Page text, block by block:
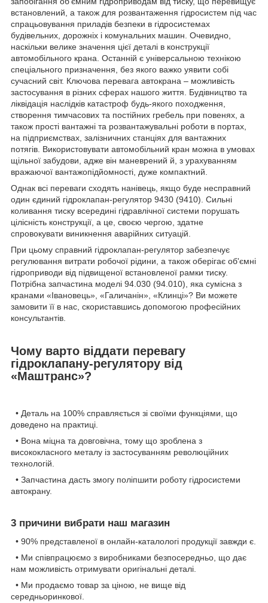
встановлений, а також для розвантаження гідросистем під час
спрацьовування приладів безпеки в гідросистемах
будівельних, дорожніх і комунальних машин. Очевидно,
наскільки велике значення цієї деталі в конструкції
автомобільного крана. Останній є універсальною технікою
спеціального призначення, без якого важко уявити собі
сучасний світ. Ключова перевага автокрана – можливість
застосування в різних сферах нашого життя. Будівництво та
ліквідація наслідків катастроф будь-якого походження,
створення тимчасових та постійних гребель при повенях, а
також прості вантажні та розвантажувальні роботи в портах,
на підприємствах, залізничних станціях для вантажних
потягів. Використовувати автомобільний кран можна в умовах
щільної забудови, адже він маневрений й, з урахуванням
вражаючої вантажопідйомності, дуже компактний.
Однак всі переваги сходять нанівець, якщо буде несправний
один єдиний гідроклапан-регулятор 9430 (9410). Сильні
коливання тиску всередині гідравлічної системи порушать
цілісність конструкції, а це, своєю чергою, здатне
спровокувати виникнення аварійних ситуацій.
При цьому справний гідроклапан-регулятор забезпечує
регулювання витрати робочої рідини, а також оберігає об'ємні
гідроприводи від підвищеної встановленої рамки тиску.
Потрібна запчастина моделі 94.030 (94.010), яка сумісна з
кранами «Івановець», «Галичанін», «Клинці»? Ви можете
замовити її в нас, скориставшись допомогою професійних
консультантів.
Чому варто віддати перевагу
гідроклапану-регулятору від
«Маштранс»?
• Деталь на 100% справляється зі своїми функціями, що
доведено на практиці.
• Вона міцна та довговічна, тому що зроблена з
висококласного металу із застосуванням революційних
технологій.
• Запчастина дасть змогу поліпшити роботу гідросистеми
автокрану.
3 причини вибрати наш магазин
• 90% представленої в онлайн-каталологі продукції завжди є.
• Ми співпрацюємо з виробниками безпосередньо, що дає
нам можливість отримувати оригінальні деталі.
• Ми продаємо товар за ціною, не вище від
середньоринкової.